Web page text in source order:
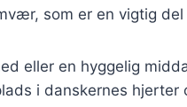
som er en vigtig
eller en hyggelig
i danskernes hjerter